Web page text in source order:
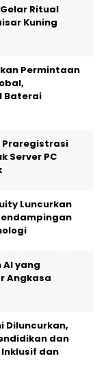
Ritual
Kuning
Permintaan
Baterai
Praregistrasi
Server PC
Luncurkan
yang
Angkasa
Diluncurkan,
dan
dan